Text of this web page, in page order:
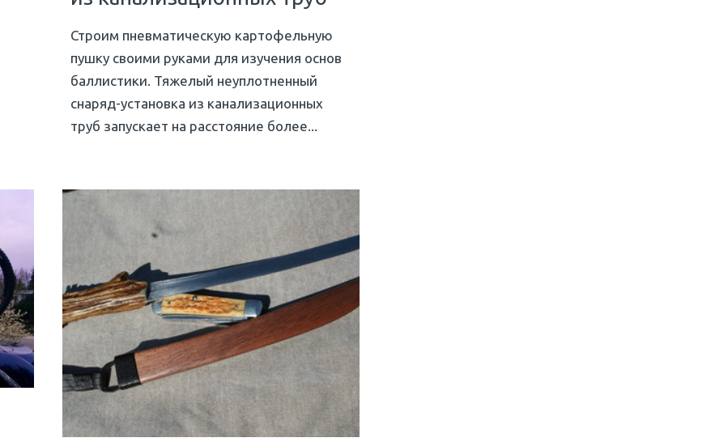
Строим пневматическую картофельную
пушку своими руками для изучения основ
баллистики. Тяжелый неуплотненный
снаряд-установка из канализационных
труб запускает на расстояние более...